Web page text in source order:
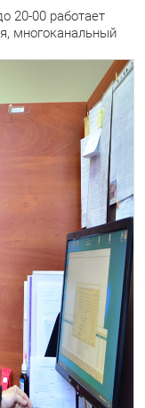
20-00 работает
многоканальный